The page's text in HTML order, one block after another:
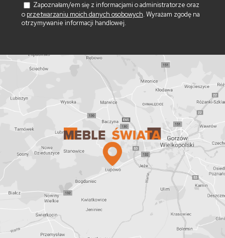
Zapoznałam/em się z informacjami o administratorze oraz
o przetwarzaniu moich danych osobowych. Wyrażam zgodę na
otrzymywanie informacji handlowej.